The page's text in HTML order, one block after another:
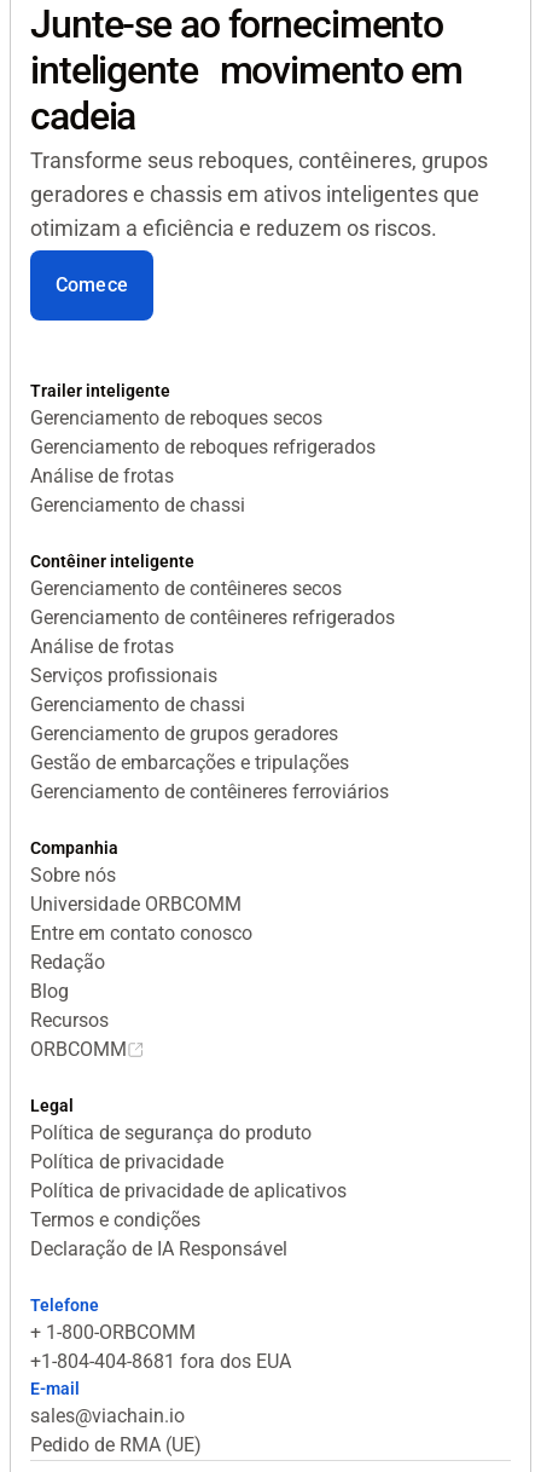
Junte-se ao fornecimento
inteligente movimento em
cadeia
Transforme seus reboques, contêineres, grupos
geradores e chassis em ativos inteligentes que
otimizam a eficiência e reduzem os riscos.
Comece
Trailer inteligente
Gerenciamento de reboques secos
Gerenciamento de reboques refrigerados
Análise de frotas
Gerenciamento de chassi
Contêiner inteligente
Gerenciamento de contêineres secos
Gerenciamento de contêineres refrigerados
Análise de frotas
Serviços profissionais
Gerenciamento de chassi
Gerenciamento de grupos geradores
Gestão de embarcações e tripulações
Gerenciamento de contêineres ferroviários
Companhia
Sobre nós
Universidade ORBCOMM
Entre em contato conosco
Redação
Blog
Recursos
ORBCOMM
Legal
Política de segurança do produto
Política de privacidade
Política de privacidade de aplicativos
Termos e condições
Declaração de IA Responsável
Telefone
+ 1-800-ORBCOMM
+1-804-404-8681 fora dos EUA
E-mail
sales@viachain.io
Pedido de RMA (UE)